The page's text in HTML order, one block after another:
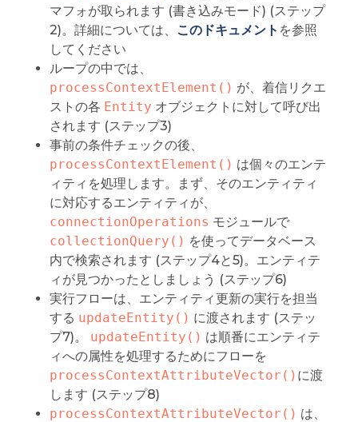
マフォが取られます (書き込みモード) (ステップ
2)。詳細については、
このドキュメント を参照
してください
ループの中では、
processContextElement() が、着信リクエ
ストの各 Entity オブジェクトに対して呼び出
されます (ステップ3)
事前の条件チェックの後、
processContextElement() は個々のエンテ
ィティを処理します。まず、そのエンティティ
に対応するエンティティが、
connectionOperations モジュールで
collectionQuery() を使ってデータベース
内で検索されます (ステップ4と5)。エンティテ
ィが見つかったとしましょう (ステップ6)
実行フローは、エンティティ更新の実行を担当
する updateEntity() に渡されます (ステッ
プ7)。 updateEntity() は順番にエンティテ
ィへの属性を処理するためにフローを
processContextAttributeVector() に渡
します (ステップ8)
processContextAttributeVector() は、